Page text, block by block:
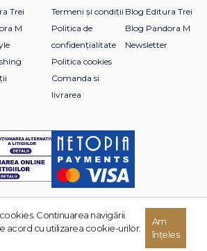
Trei
M
Termeni și condiții
Politica de
confidențialitate
Politica cookies
Comanda si
livrarea
Blog Editura Trei
Blog Pandora M
Newsletter
TREI. Toate drepturile rezervate.
Continuarea navigării
acord cu utilizarea cookie-urilor.
Am
înțeles